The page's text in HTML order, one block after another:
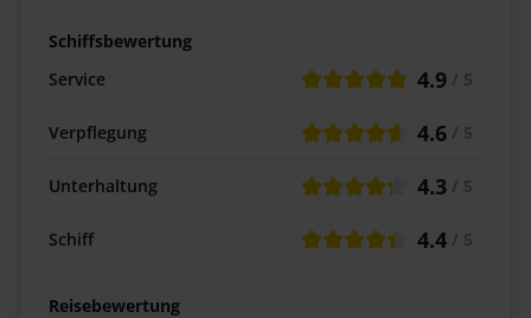
Schiffsbewertung
Service
4.9 / 5
Verpflegung 4.6 / 5
Unterhaltung 4.3 / 5
Schiff 4.4 / 5
Reisebewertung